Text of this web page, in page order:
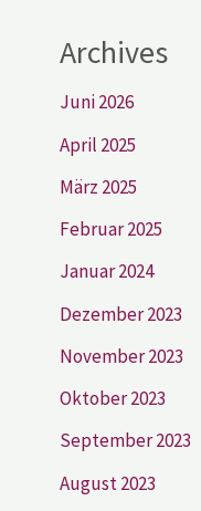
Archives
Juni 2026
April 2025
März 2025
Februar 2025
Januar 2024
Dezember 2023
November 2023
Oktober 2023
September 2023
August 2023